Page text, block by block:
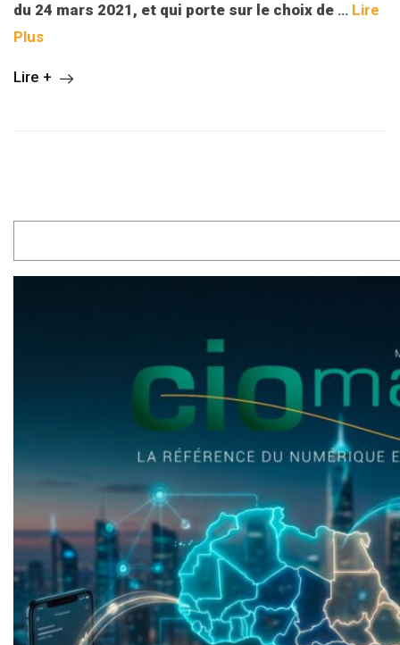
du 24 mars 2021, et qui porte sur le choix de … Lire
Plus
Lire +